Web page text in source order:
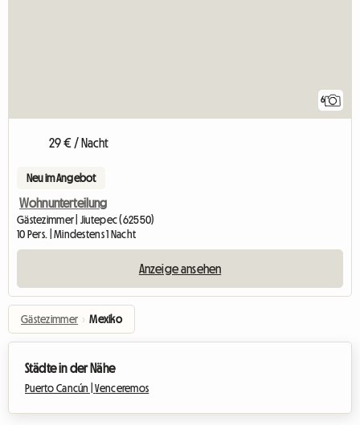
6
29 € / Nacht
Neu im Angebot
Wohnunterteilung
Gästezimmer | Jiutepec (62550)
10 Pers. | Mindestens 1 Nacht
Anzeige ansehen
Gästezimmer › Mexiko
Städte in der Nähe
Puerto Cancún |Venceremos